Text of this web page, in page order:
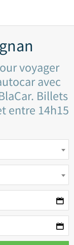
voyager
avec
Billets
entre 14h15